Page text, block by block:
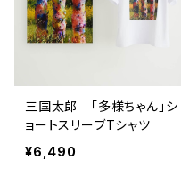
三国太郎 「多様ちゃん」シ
ョートスリーブTシャツ
¥6,490